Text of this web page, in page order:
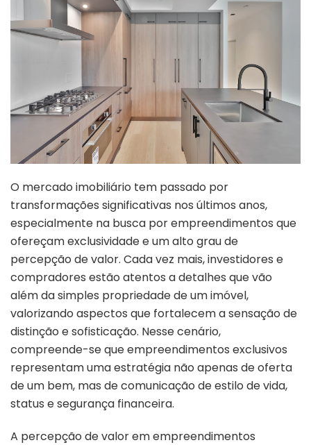
O mercado imobiliário tem passado por
transformações significativas nos últimos anos,
especialmente na busca por empreendimentos que
ofereçam exclusividade e um alto grau de
percepção de valor. Cada vez mais, investidores e
compradores estão atentos a detalhes que vão
além da simples propriedade de um imóvel,
valorizando aspectos que fortalecem a sensação de
distinção e sofisticação. Nesse cenário,
compreende-se que empreendimentos exclusivos
representam uma estratégia não apenas de oferta
de um bem, mas de comunicação de estilo de vida,
status e segurança financeira.
A percepção de valor em empreendimentos